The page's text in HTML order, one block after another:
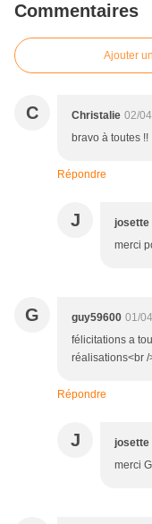
Commentaires
Ajouter
C Christalie 02/
bravo à toutes !!
Répondre
J josette
merci
G guy59600 01/
félicitations a
réalisations<br
Répondre
J josette
merci